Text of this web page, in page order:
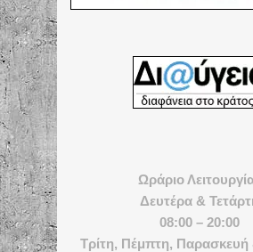
Ωράριο
Δευτέρα &
08:00 – 20:00
Τρίτη, Πέμπτη, Παρασκευή